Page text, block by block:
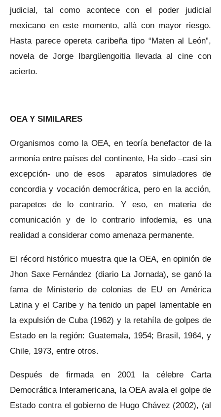
judicial, tal como acontece con el poder judicial
mexicano en este momento, allá con mayor riesgo.
Hasta parece opereta caribeña tipo “Maten al León”,
novela de Jorge Ibargüengoitia llevada al cine con
acierto.
OEA Y SIMILARES
Organismos como la OEA, en teoría benefactor de la
armonía entre países del continente, Ha sido –casi sin
excepción- uno de esos aparatos simuladores de
concordia y vocación democrática, pero en la acción,
parapetos de lo contrario. Y eso, en materia de
comunicación y de lo contrario infodemia, es una
realidad a considerar como amenaza permanente.
El récord histórico muestra que la OEA, en opinión de
Jhon Saxe Fernández (diario La Jornada), se ganó la
fama de Ministerio de colonias de EU en América
Latina y el Caribe y ha tenido un papel lamentable en
la expulsión de Cuba (1962) y la retahíla de golpes de
Estado en la región: Guatemala, 1954; Brasil, 1964, y
Chile, 1973, entre otros.
Después de firmada en 2001 la célebre Carta
Democrática Interamericana, la OEA avala el golpe de
Estado contra el gobierno de Hugo Chávez (2002), (al